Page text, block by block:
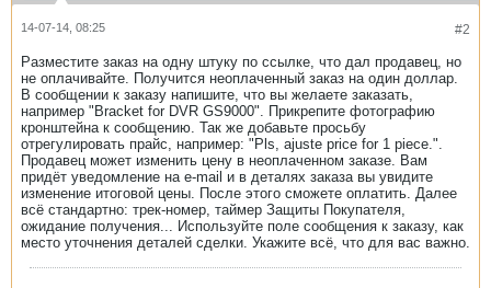
#2
14-07-14, 08:25
Разместите заказ на одну штуку по ссылке, что дал продавец, но
не оплачивайте. Получится неоплаченный заказ на один доллар.
В сообщении к заказу напишите, что вы желаете заказать,
например "Bracket for DVR GS9000". Прикрепите фотографию
кронштейна к сообщению. Так же добавьте просьбу
отрегулировать прайс, например: "Pls, ajuste price for 1 piece.".
Продавец может изменить цену в неоплаченном заказе. Вам
придёт уведомление на e-mail и в деталях заказа вы увидите
изменение итоговой цены. После этого сможете оплатить. Далее
всё стандартно: трек-номер, таймер Защиты Покупателя,
ожидание получения... Используйте поле сообщения к заказу, как
место уточнения деталей сделки. Укажите всё, что для вас важно.